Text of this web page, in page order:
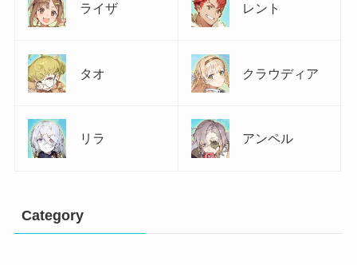
ライザ レント
タオ クラウディア
リラ アンペル
Category